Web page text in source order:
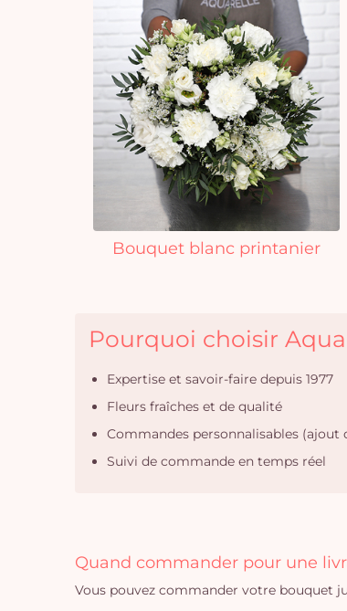
Bouquet blanc printanier
Pourquoi choisir
Expertise et savoir-faire depuis 1977
Fleurs fraîches et de qualité
Commandes personnalisables
Suivi de commande en temps réel
Quand commander pour une
Vous pouvez commander votre bouquet